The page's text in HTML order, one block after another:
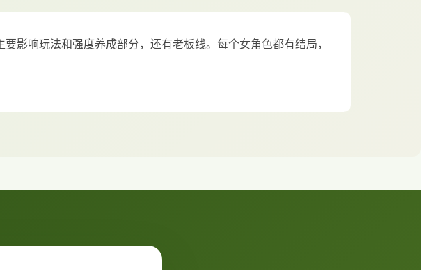
影响玩法和强度养成部分，还有老板线。每个女角色都有结局，